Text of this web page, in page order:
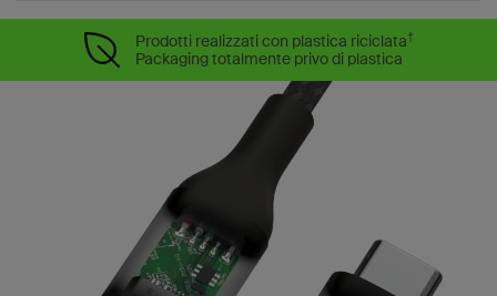
Prodotti realizzati con plastica riciclata†
Packaging totalmente privo di plastica